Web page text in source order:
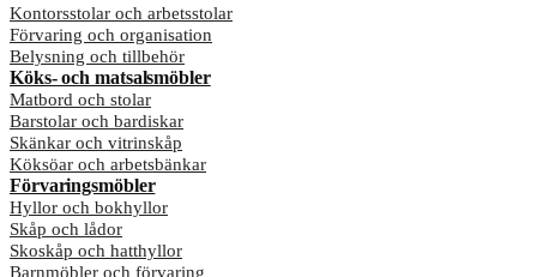
Kontorsstolar och arbetsstolar
Förvaring och organisation
Belysning och tillbehör
Köks- och matsalsmöbler
Matbord och stolar
Barstolar och bardiskar
Skänkar och vitrinskåp
Köksöar och arbetsbänkar
Förvaringsmöbler
Hyllor och bokhyllor
Skåp och lådor
Skoskåp och hatthyllor
Barnmöbler och förvaring